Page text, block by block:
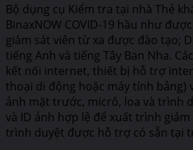
Bộ dụng cụ Kiểm tra tại nhà Thẻ
BinaxNOW COVID-19 hầu như
giám sát viên từ xa được đào tạo;
tiếng Anh và tiếng Tây Ban Nha.
kết nối internet, thiết bị hỗ trợ
thoại di động hoặc máy tính bảng)
ảnh mặt trước, micrô, loa và trình
và ID ảnh hợp lệ để xuất trình
trình duyệt được hỗ trợ có sẵn tại